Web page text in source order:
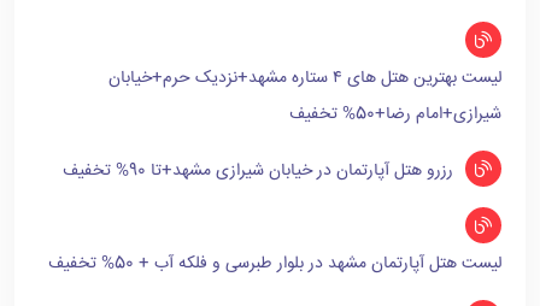
لیست بهترین هتل های ۴ ستاره مشهد+نزدیک حرم+خیابان
شیرازی+امام رضا+50% تخفیف
رزرو هتل آپارتمان در خیابان شیرازی مشهد+تا 90% تخفیف
لیست هتل آپارتمان مشهد در بلوار طبرسی و فلکه آب + 50% تخفیف